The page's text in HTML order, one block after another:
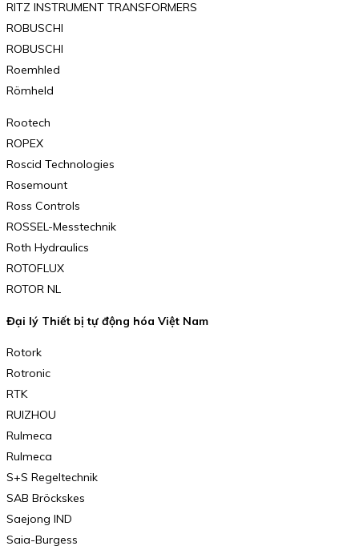
RITZ INSTRUMENT TRANSFORMERS
ROBUSCHI
ROBUSCHI
Roemhled
Römheld
Rootech
ROPEX
Roscid Technologies
Rosemount
Ross Controls
ROSSEL-Messtechnik
Roth Hydraulics
ROTOFLUX
ROTOR NL
Đại lý Thiết bị tự động hóa Việt Nam
Rotork
Rotronic
RTK
RUIZHOU
Rulmeca
Rulmeca
S+S Regeltechnik
SAB Bröckskes
Saejong IND
Saia-Burgess